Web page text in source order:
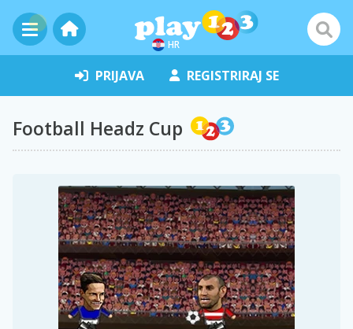
HR
PRIJAVA REGISTRIRAJ SE
Football Headz Cup